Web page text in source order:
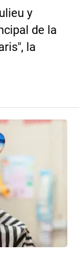
y
de la
la